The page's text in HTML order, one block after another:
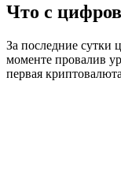
Что с
За последние сутки
моменте провалив
первая